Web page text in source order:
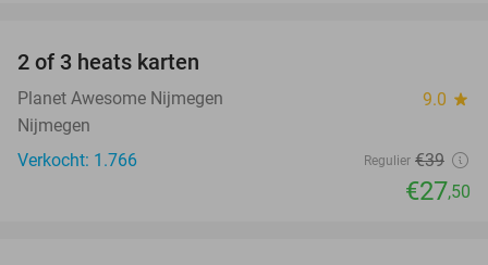
2 of 3 heats karten
Planet Awesome Nijmegen 9.0 star
Nijmegen
Verkocht: 1.766
Regulier €39
€27,50